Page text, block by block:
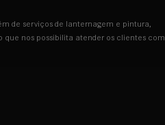
de serviços de lanternagem e pintura,
que nos possibilita atender os clientes com